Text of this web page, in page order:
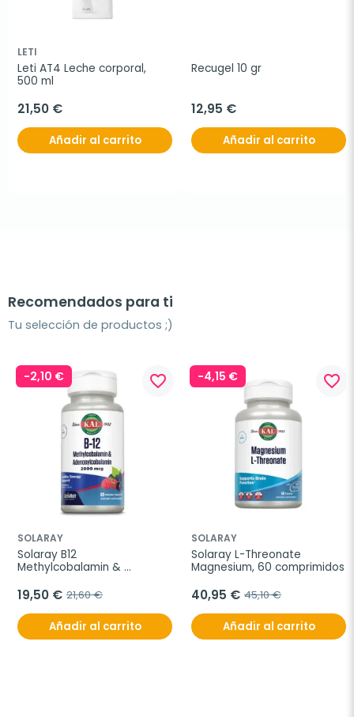
LETI
Leti AT4 Leche corporal,
500 ml
21,50 €
Añadir al carrito
Recugel 10 gr
12,95 €
Añadir al carrito
Recomendados para ti
Tu selección de productos ;)
-2,10 € favorite_border
SOLARAY
Solaray B12
Methylcobalamin &
2000mg
19,50 € 21,60 €
Añadir al carrito
-4,15 € favorite_border
SOLARAY
Solaray L-Threonate
Magnesium, 60 comprimidos
40,95 € 45,10 €
Añadir al carrito